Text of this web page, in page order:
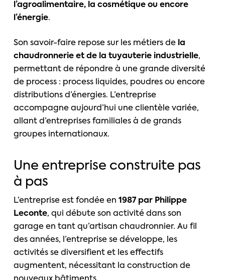
l’agroalimentaire, la cosmétique ou encore
l’énergie.
Son savoir-faire repose sur les métiers de la
chaudronnerie et de la tuyauterie industrielle,
permettant de répondre à une grande diversité
de process : process liquides, poudres ou encore
distributions d’énergies. L’entreprise
accompagne aujourd’hui une clientèle variée,
allant d’entreprises familiales à de grands
groupes internationaux.
Une entreprise construite pas
à pas
L’entreprise est fondée en 1987 par Philippe
Leconte, qui débute son activité dans son
garage en tant qu’artisan chaudronnier. Au fil
des années, l’entreprise se développe, les
activités se diversifient et les effectifs
augmentent, nécessitant la construction de